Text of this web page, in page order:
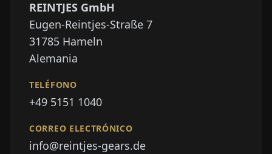
REINTJES GmbH
Eugen-Reintjes-Straße 7
31785 Hameln
Alemania
TELÉFONO
+49 5151 1040
CORREO ELECTRÓNICO
info@reintjes-gears.de